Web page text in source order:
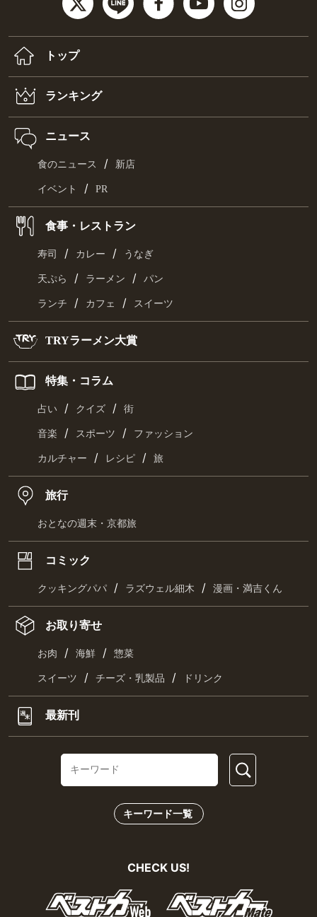
トップ
ランキング
ニュース
食のニュース / 新店
イベント / PR
食事・レストラン
寿司 / カレー / うなぎ
天ぷら / ラーメン / パン
ランチ / カフェ / スイーツ
TRYラーメン大賞
特集・コラム
占い / クイズ / 街
音楽 / スポーツ / ファッション
カルチャー / レシピ / 旅
旅行
おとなの週末・京都旅
コミック
クッキングパパ / ラズウェル細木 / 漫画・満吉くん
お取り寄せ
お肉 / 海鮮 / 惣菜
スイーツ / チーズ・乳製品 / ドリンク
最新刊
キーワード一覧
CHECK US!